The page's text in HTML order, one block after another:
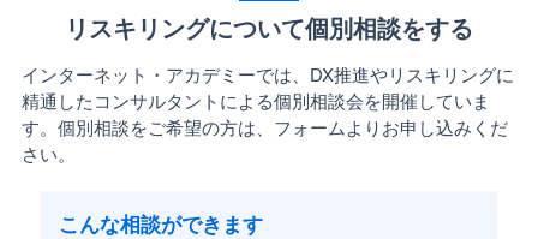
リスキリングについて個別相談をする
インターネット・アカデミーでは、DX推進やリスキリングに
精通したコンサルタントによる個別相談会を開催していま
す。個別相談をご希望の方は、フォームよりお申し込みくだ
さい。
こんな相談ができます